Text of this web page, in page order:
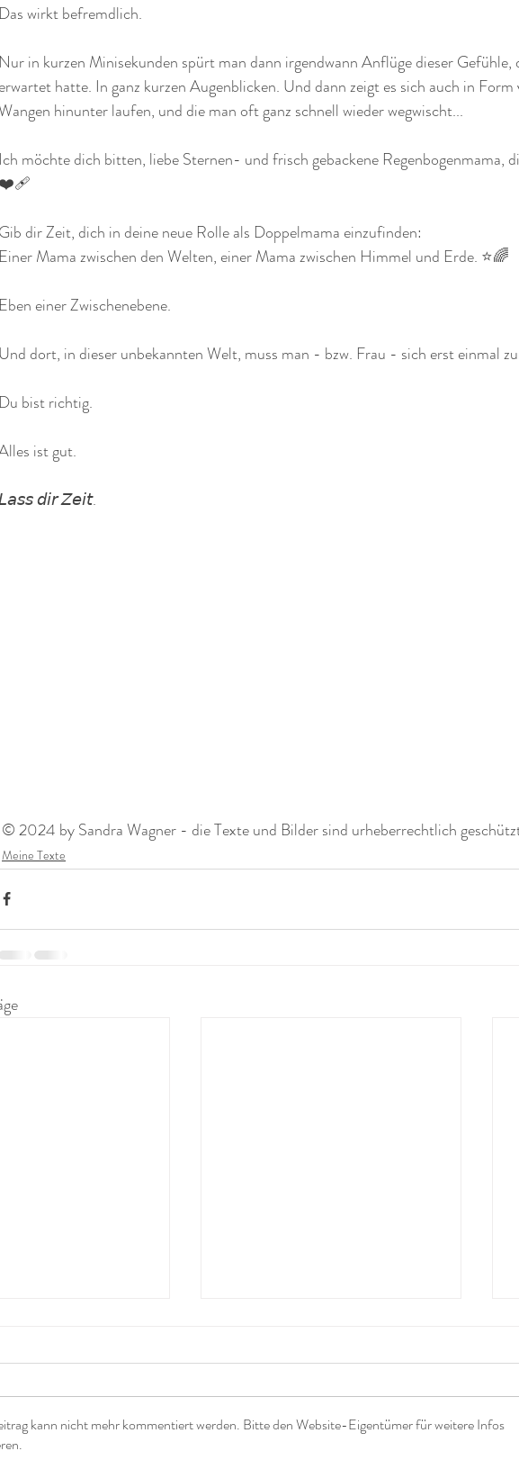
Das wirkt befremdlich.
Nur in kurzen Minisekunden spürt man dann irgendwann Anflüge dieser Gefühle,
erwartet hatte. In ganz kurzen Augenblicken. Und dann zeigt es sich auch in Form
hinunter laufen, und die man oft ganz schnell wieder wegwischt...
Ich möchte dich bitten, liebe Sternen- und frisch gebackene Regenbogenmama,
❤️‍🩹
Gib dir Zeit, dich in deine neue Rolle als Doppelmama einzufinden:
Einer Mama zwischen den Welten, einer Mama zwischen Himmel und Erde. ⭐🌈
Eben einer Zwischenebene.
Und dort, in dieser unbekannten Welt, muss man - bzw. Frau - sich erst einmal
Du bist richtig.
ist gut.
𝘥𝘪𝘳 𝘡𝘦𝘪𝘵.
© 2024 by Sandra Wagner - die Texte und Bilder sind urheberrechtlich
Meine Texte
kann nicht mehr kommentiert werden. Bitte den Website-Eigentümer für weitere Infos